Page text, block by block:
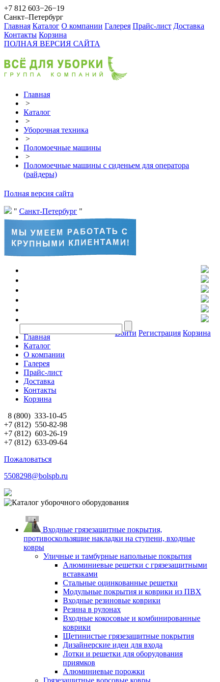
+7 812 603−26−19
Санкт–Петербург
Главная Каталог О компании Галерея Прайс-лист Доставка
Контакты Корзина
ПОЛНАЯ ВЕРСИЯ САЙТА
Главная
>
Каталог
>
Уборочная техника
>
Поломоечные машины
>
Поломоечные машины с сиденьем для оператора
(райдеры)
Полная версия сайта
Санкт-Петербург
Войти Регистрация Корзина
Главная
Каталог
О компании
Галерея
Прайс-лист
Доставка
Контакты
Корзина
8 (800) 333-10-45
+7 (812) 550-82-98
+7 (812) 603-26-19
+7 (812) 633-09-64
Пожаловаться
5508298@bolspb.ru
Входные грязезащитные покрытия,
противоскользящие накладки на ступени, входные
ковры
Уличные и тамбурные напольные покрытия
Алюминиевые решетки с грязезащитными
вставками
Стальные оцинкованные решетки
Модульные покрытия и коврики из ПВХ
Входные резиновые коврики
Резина в рулонах
Входные кокосовые и комбинированные
коврики
Щетинистые грязезащитные покрытия
Дизайнерские идеи для входа
Лотки и решетки для оборудования
приямков
Алюминиевые порожки